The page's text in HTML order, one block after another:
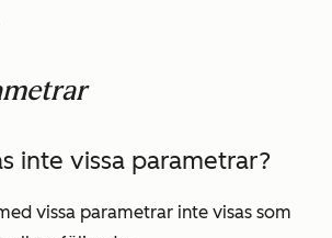
inte vissa parametrar?
vissa parametrar inte visas som